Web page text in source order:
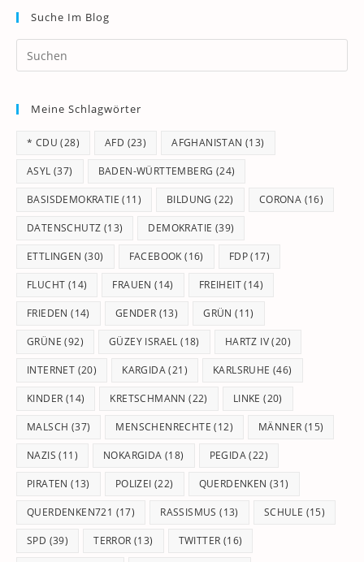
Suche Im Blog
Meine Schlagwörter
* CDU (28) AFD (23) AFGHANISTAN (13)
ASYL (37) BADEN-WÜRTTEMBERG (24)
BASISDEMOKRATIE (11) BILDUNG (22) CORONA (16)
DATENSCHUTZ (13) DEMOKRATIE (39)
ETTLINGEN (30) FACEBOOK (16) FDP(17)
FLUCHT (14) FRAUEN (14) FREIHEIT(14)
FRIEDEN (14) GENDER (13) GRÜN (11)
GRÜNE (92) GÜZEY ISRAEL (18) HARTZ IV(20)
INTERNET (20) KARGIDA(21) KARLSRUHE (46)
KINDER (14) KRETSCHMANN (22) LINKE (20)
MALSCH (37) MENSCHENRECHTE (12) MÄNNER (15)
NAZIS (11) NOKARGIDA (18) PEGIDA(22)
PIRATEN (13) POLIZEI (22) QUERDENKEN (31)
QUERDENKEN721 (17) RASSISMUS (13) SCHULE (15)
SPD (39) TERROR (13) TWITTER (16)